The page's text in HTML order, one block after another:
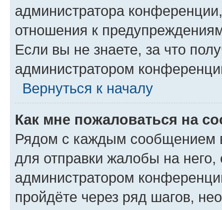
администратора
отношения к
Если вы не знаете, за что
администратором
Вернуться к началу
Как мне пожаловаться на
Рядом с каждым сообщением
для отправки жалобы на
администратором
пройдёте через ряд шагов,